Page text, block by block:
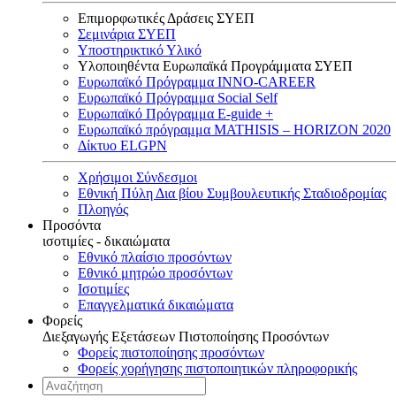
Επιμορφωτικές Δράσεις ΣΥΕΠ
Σεμινάρια ΣΥΕΠ
Υποστηρικτικό Υλικό
Υλοποιηθέντα Ευρωπαϊκά Προγράμματα ΣΥΕΠ
Ευρωπαϊκό Πρόγραμμα INNO-CAREER
Ευρωπαϊκό Πρόγραμμα Social Self
Ευρωπαϊκό Πρόγραμμα E-guide +
Ευρωπαϊκό πρόγραμμα MATHISIS – HORIZON 2020
Δίκτυο ELGPN
Χρήσιμοι Σύνδεσμοι
Εθνική Πύλη Δια βίου Συμβουλευτικής Σταδιοδρομίας
Πλοηγός
Προσόντα
ισοτιμίες - δικαιώματα
Εθνικό πλαίσιο προσόντων
Εθνικό μητρώο προσόντων
Ισοτιμίες
Επαγγελματικά δικαιώματα
Φορείς
Διεξαγωγής Εξετάσεων Πιστοποίησης Προσόντων
Φορείς πιστοποίησης προσόντων
Φορείς χορήγησης πιστοποιητικών πληροφορικής